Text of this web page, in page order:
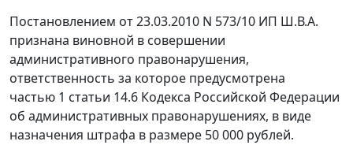
Постановлением от 23.03.2010 N 573/10 ИП Ш.В.А.
признана виновной в совершении
административного правонарушения,
ответственность за которое предусмотрена
частью 1 статьи 14.6 Кодекса Российской Федерации
об административных правонарушениях, в виде
назначения штрафа в размере 50 000 рублей.